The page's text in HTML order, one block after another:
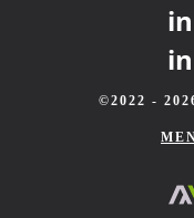
©2022 -